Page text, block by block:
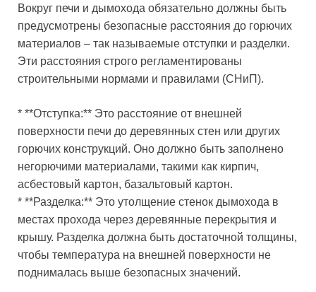
Вокруг печи и дымохода обязательно должны быть
предусмотрены безопасные расстояния до горючих
материалов – так называемые отступки и разделки.
Эти расстояния строго регламентированы
строительными нормами и правилами (СНиП).
* **Отступка:** Это расстояние от внешней
поверхности печи до деревянных стен или других
горючих конструкций. Оно должно быть заполнено
негорючими материалами, такими как кирпич,
асбестовый картон, базальтовый картон.
* **Разделка:** Это утолщение стенок дымохода в
местах прохода через деревянные перекрытия и
крышу. Разделка должна быть достаточной толщины,
чтобы температура на внешней поверхности не
поднималась выше безопасных значений.